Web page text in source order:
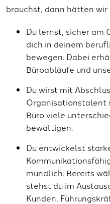
brauchst, dann hätten
Du lernst, sicher am
dich in deinem
bewegen. Dabei
Büroabläufe und
Du wirst mit
Organisationstalent
Büro viele
bewältigen.
Du entwickelst
mündlich. Bereits
stehst du im
Kunden,